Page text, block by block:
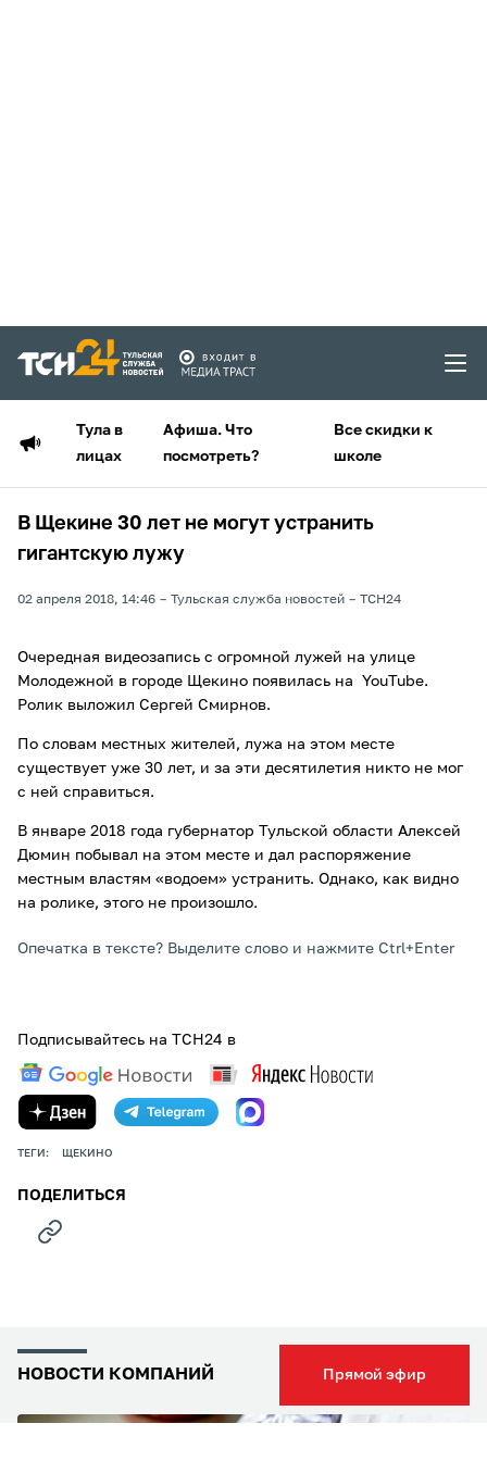
Тула в
лицах
Афиша. Что
посмотреть?
Все скидки к
школе
Прямой эфир
В Щекине 30 лет не могут устранить
гигантскую лужу
02 апреля 2018, 14:46 Тульская служба новостей ТСН24
Очередная видеозапись с огромной лужей на улице
Молодежной в городе Щекино появилась на YouTube.
Ролик выложил Сергей Смирнов.
По словам местных жителей, лужа на этом месте
существует уже 30 лет, и за эти десятилетия никто не мог
с ней справиться.
В январе 2018 года губернатор Тульской области Алексей
Дюмин побывал на этом месте и дал распоряжение
местным властям «водоем» устранить. Однако, как видно
на ролике, этого не произошло.
Опечатка в тексте? Выделите слово и нажмите Ctrl+Enter
Подписывайтесь на ТСН24 в
ТЕГИ: ЩЕКИНО
ПОДЕЛИТЬСЯ
НОВОСТИ КОМПАНИЙ